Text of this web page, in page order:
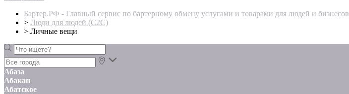
Бартер.РФ - Главный сервис по бартерному обмену услугами и товарами для людей и бизнесов
> Люди для людей (С2С)
> Личные вещи
Абаза
Абакан
Абатское